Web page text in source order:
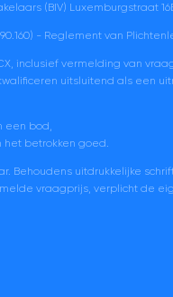
(BIV) Luxemburgstraat
- Reglement van
inclusief vermelding van
uitsluitend als
een bod,
betrokken goed.
Behoudens uitdrukkelijke
vraagprijs, verplicht de